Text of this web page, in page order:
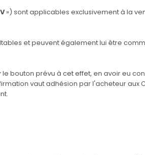
») sont applicables exclusivement à la
et peuvent également lui être
le bouton prévu à cet effet, en avoir eu
vaut adhésion par l'acheteur aux